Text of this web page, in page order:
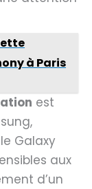
à Paris
est
Galaxy
aux
d’un